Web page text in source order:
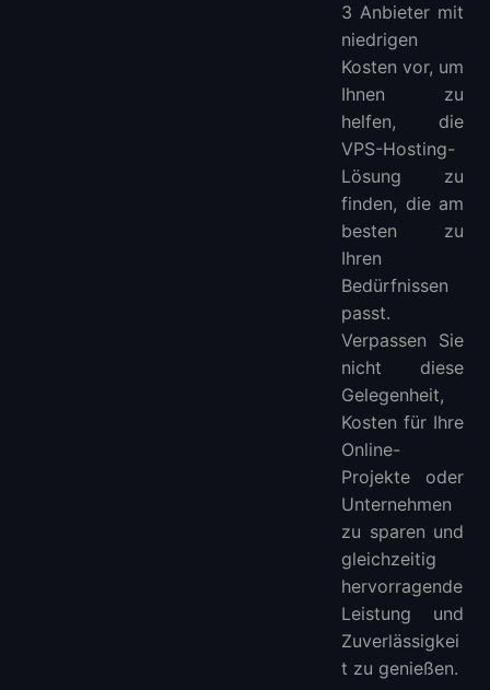
3 Anbieter mit
niedrigen
Kosten vor, um
Ihnen zu
helfen, die
VPS-Hosting-
Lösung zu
finden, die am
besten zu
Ihren
Bedürfnissen
passt.
Verpassen Sie
nicht diese
Gelegenheit,
Kosten für Ihre
Online-
Projekte oder
Unternehmen
zu sparen und
gleichzeitig
hervorragende
Leistung und
Zuverlässigkei
t zu genießen.